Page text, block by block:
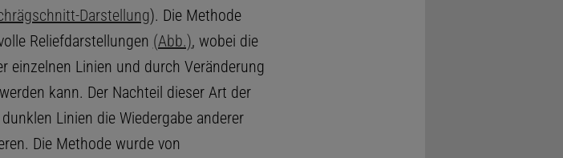
Darstellung). Die Methode
Reliefdarstellungen (Abb.), wobei die
einzelnen Linien und durch Veränderung
kann. Der Nachteil dieser Art der
Linien die Wiedergabe anderer
Die Methode wurde von